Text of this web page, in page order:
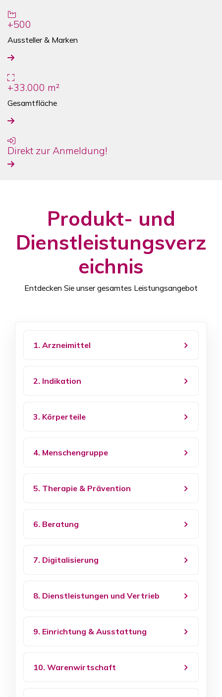
+500
Aussteller & Marken
+33.000 m²
Gesamtfläche
Direkt zur Anmeldung!
Produkt- und
Dienstleistungsverz
eichnis
Entdecken Sie unser gesamtes Leistungsangebot
1. Arzneimittel
2. Indikation
3. Körperteile
4. Menschengruppe
5. Therapie & Prävention
6. Beratung
7. Digitalisierung
8. Dienstleistungen und Vertrieb
9. Einrichtung & Ausstattung
10. Warenwirtschaft